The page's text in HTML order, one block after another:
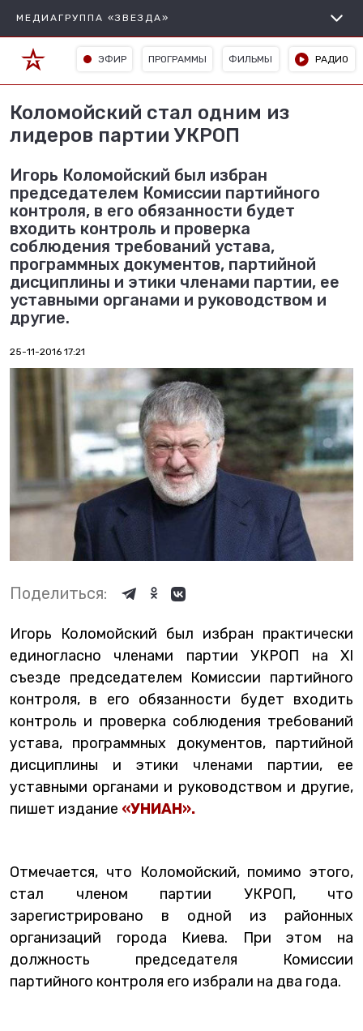
МЕДИАГРУППА «ЗВЕЗДА»
ЭФИР ПРОГРАММЫ ФИЛЬМЫ РАДИО
Коломойский стал одним из
лидеров партии УКРОП
Игорь Коломойский был избран
председателем Комиссии партийного
контроля, в его обязанности будет
входить контроль и проверка
соблюдения требований устава,
программных документов, партийной
дисциплины и этики членами партии, ее
уставными органами и руководством и
другие.
25-11-2016 17:21
Поделиться:
Игорь Коломойский был избран практически
единогласно членами партии УКРОП на XI
съезде председателем Комиссии партийного
контроля, в его обязанности будет входить
контроль и проверка соблюдения требований
устава, программных документов, партийной
дисциплины и этики членами партии, ее
уставными органами и руководством и другие,
пишет издание «УНИАН».
Отмечается, что Коломойский, помимо этого,
стал членом партии УКРОП, что
зарегистрировано в одной из районных
организаций города Киева. При этом на
должность председателя Комиссии
партийного контроля его избрали на два года.